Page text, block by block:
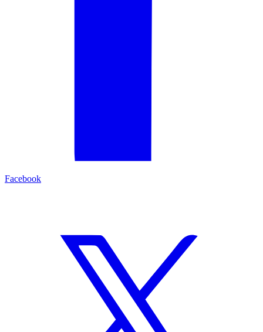
Facebook